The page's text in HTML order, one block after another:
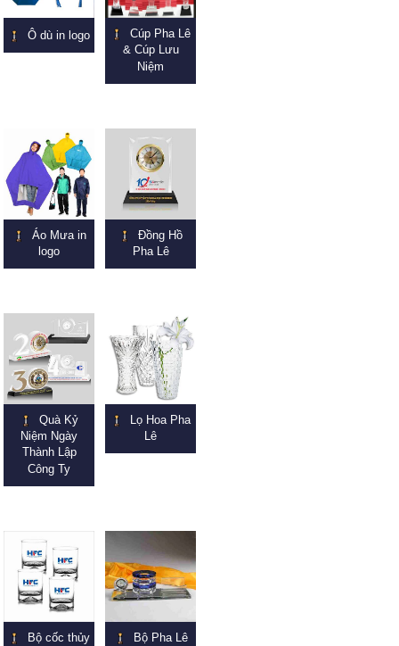
Ô dù in logo
Cúp Pha Lê
& Cúp Lưu
Niệm
Áo Mưa in
logo
Đồng Hồ
Pha Lê
Quà Kỷ
Niệm Ngày
Thành Lập
Công Ty
Lọ Hoa Pha
Lê
Bộ cốc thủy
Bộ Pha Lê